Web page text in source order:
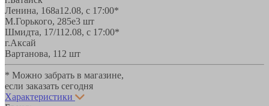
Ленина, 168а12.08, с 17:00*
М.Горького, 285е3 шт
Шмидта, 17/112.08, с 17:00*
г.Аксай
Вартанова, 11 2 шт
* Можно забрать в магазине,
если заказать сегодня
Характеристики